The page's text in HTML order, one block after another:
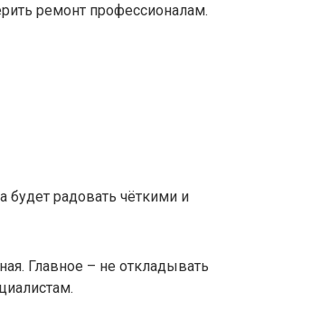
ремонт профессионалам.
будет радовать чёткими и
Главное – не откладывать